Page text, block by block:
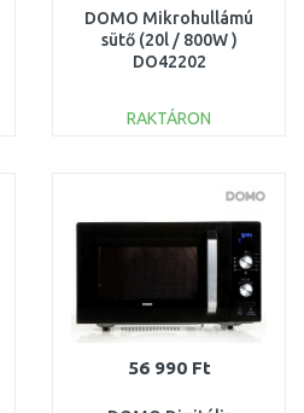
DOMO Mikrohullámú
sütő (20l / 800W )
DO42202
RAKTÁRON
Összehasonlítás
56 990 Ft